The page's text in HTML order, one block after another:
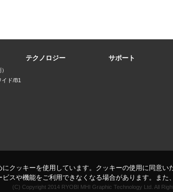
クッキーを使用しています。クッキーの使用に同意
スや機能をご利用できなくなる場合があります。ま
ド/B1
テクノロジー サポート
(C) Copyright 2014 RYOBI MHI Graphic Technology Ltd. All